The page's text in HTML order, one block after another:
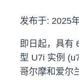
发布于: 2025
即日起，具有
型 U7i 实例
哥尔摩和爱尔